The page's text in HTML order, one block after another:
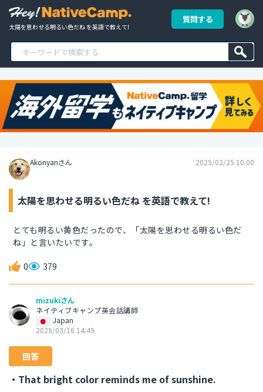
太陽を思わせる明るい色だね を英語で教えて!
質問する
Akonyanさん 2025/02/25 10:00
太陽を思わせる明るい色だね を英語で教えて!
とても明るい黄色だったので、「太陽を思わせる明るい色だ
ね」と言いたいです。
0 379
mizukiさん
ネイティブキャンプ英会話講師
Japan
2025/03/16 14:49
回答
・That bright color reminds me of sunshine.